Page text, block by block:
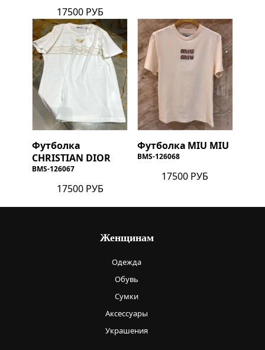
17500 РУБ
Футболка
CHRISTIAN DIOR
BMS-126067
17500 РУБ
Футболка MIU MIU
BMS-126068
17500 РУБ
Женщинам
Одежда
Обувь
Сумки
Аксессуары
Украшения